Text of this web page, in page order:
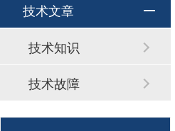
技术文章
技术知识
技术故障